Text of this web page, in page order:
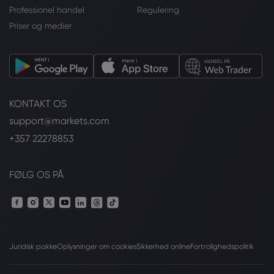
Professionel handel
Regulering
Priser og medier
KONTAKT OS
support@markets.com
+357 22278853
FØLG OS PÅ
Juridisk pakkeOplysninger om cookiesSikkerhed onlineFortrolighedspolitik